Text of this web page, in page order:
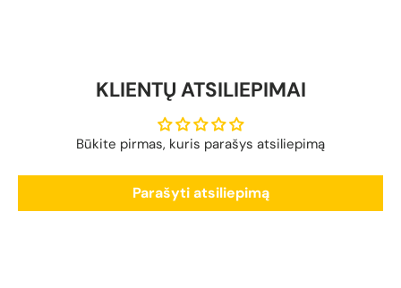
KLIENTŲ ATSILIEPIMAI
Būkite pirmas, kuris parašys atsiliepimą
Parašyti atsiliepimą